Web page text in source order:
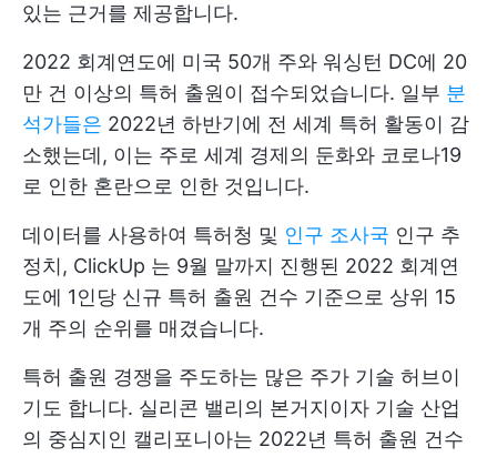
있는 근거를 제공합니다.
2022 회계연도에 미국 50개 주와 워싱턴 DC에 20
만 건 이상의 특허 출원이 접수되었습니다. 일부 분
석가들은 2022년 하반기에 전 세계 특허 활동이 감
소했는데, 이는 주로 세계 경제의 둔화와 코로나19
로 인한 혼란으로 인한 것입니다.
데이터를 사용하여 특허청 및 인구 조사국 인구 추
정치, ClickUp 는 9월 말까지 진행된 2022 회계연
도에 1인당 신규 특허 출원 건수 기준으로 상위 15
개 주의 순위를 매겼습니다.
특허 출원 경쟁을 주도하는 많은 주가 기술 허브이
기도 합니다. 실리콘 밸리의 본거지이자 기술 산업
의 중심지인 캘리포니아는 2022년 특허 출원 건수